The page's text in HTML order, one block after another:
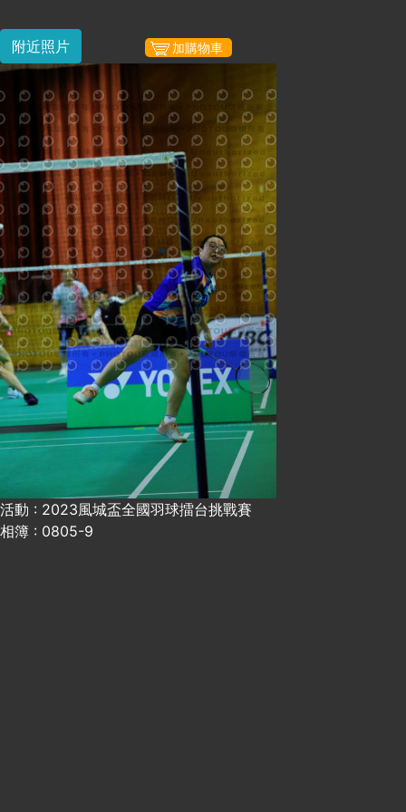
附近照片 加購物車
活動 : 2023風城盃全國羽球擂台挑戰賽
相簿 : 0805-9